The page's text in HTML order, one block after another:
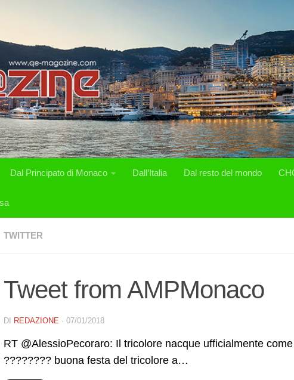
Dal Principato di Monaco Dall’Italia Dal resto del mondo
TWITTER
Tweet from AMPMonaco
DI REDAZIONE · 07/01/2018
RT @AlessioPecoraro: Il tricolore nacque ufficialmente
???????? buona festa del tricolore a…